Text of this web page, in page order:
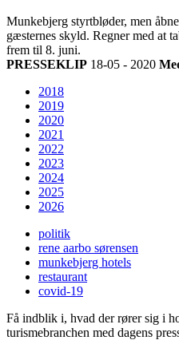
Munkebjerg styrtbløder, men
gæsternes skyld. Regner med at
frem til 8. juni.
PRESSEKLIP 18-05 - 2020
2018
2019
2020
2021
2022
2023
2024
2025
2026
politik
rene aarbo sørensen
munkebjerg hotels
restaurant
covid-19
Få indblik i, hvad der rører sig i
turismebranchen med dagens